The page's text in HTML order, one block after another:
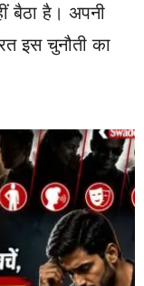
बैठा है। अपनी
इस चुनौती का